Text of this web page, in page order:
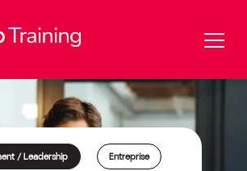
/ Leadership Entreprise